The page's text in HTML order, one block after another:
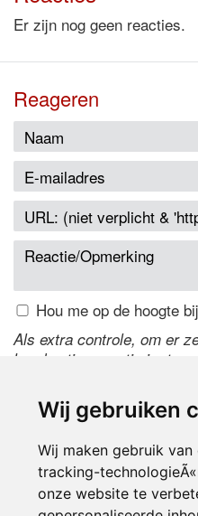
Wij gebruiken
Wij maken gebruik
tracking-
onze website te
Er zijn nog geen reacties.
Reageren
Hou me op de hoogte
Als extra controle, om er
handmatige reactie is, typ
de code te wijzigen.